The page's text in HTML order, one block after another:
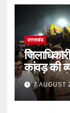
उत्तराखंड
कांवड़ की
लेने बैरागी
देर रात्रि
7 AUGUST